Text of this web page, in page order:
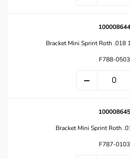
100008644
Bracket Mini Sprint Roth .018
F788-0503
100008645
Bracket Mini Sprint Roth
F787-0103